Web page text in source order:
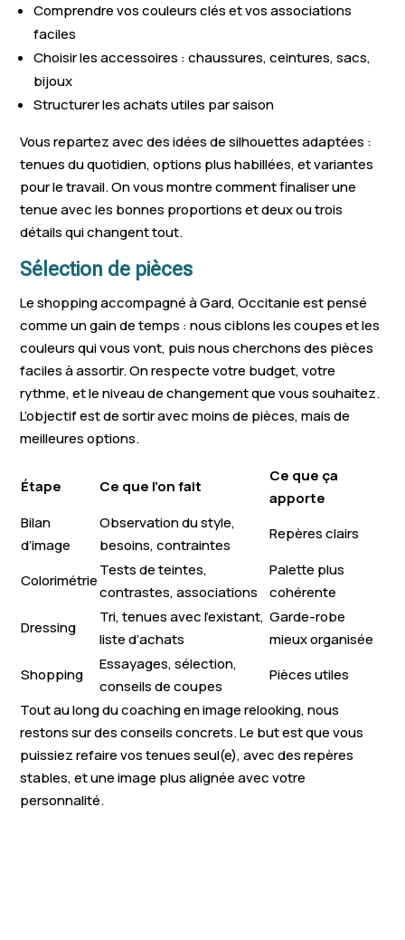
Saint-Geniès-de-
Comolas
Sauve
Caisson
Vézénobres Tresques
Sernhac
Vers-Pont-du-Gard
Mons
Sainte-Anastasie
Fons
Comps
Congénies
Gard
Cendras
Barjac Sabran
Comprendre vos couleurs clés et vos associations
faciles
Choisir les accessoires : chaussures, ceintures, sacs,
bijoux
Structurer les achats utiles par saison
Vous repartez avec des idées de silhouettes adaptées :
tenues du quotidien, options plus habillées, et variantes
pour le travail. On vous montre comment finaliser une
tenue avec les bonnes proportions et deux ou trois
détails qui changent tout.
Sélection de pièces
Le shopping accompagné à Gard, Occitanie est pensé
comme un gain de temps : nous ciblons les coupes et les
couleurs qui vous vont, puis nous cherchons des pièces
faciles à assortir. On respecte votre budget, votre
rythme, et le niveau de changement que vous souhaitez.
L’objectif est de sortir avec moins de pièces, mais de
meilleures options.
Étape Ce que l’on fait
Ce que ça
apporte
Bilan
d’image
Observation du style,
besoins, contraintes
Repères clairs
Colorimétrie
Tests de teintes,
contrastes, associations
Palette plus
cohérente
Dressing
Tri, tenues avec l’existant,
liste d’achats
Garde-robe
mieux organisée
Shopping
Essayages, sélection,
conseils de coupes
Pièces utiles
Tout au long du coaching en image relooking, nous
restons sur des conseils concrets. Le but est que vous
puissiez refaire vos tenues seul(e), avec des repères
stables, et une image plus alignée avec votre
personnalité.